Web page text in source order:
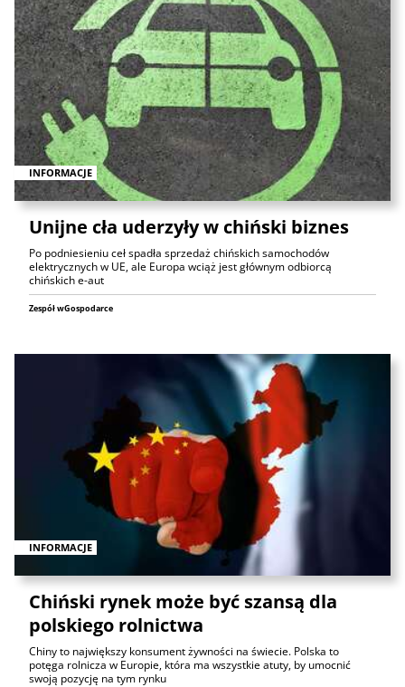
INFORMACJE
Unijne cła uderzyły w chiński biznes
Po podniesieniu ceł spadła sprzedaż chińskich samochodów
elektrycznych w UE, ale Europa wciąż jest głównym odbiorcą
chińskich e-aut
Zespół wGospodarce
INFORMACJE
Chiński rynek może być szansą dla
polskiego rolnictwa
Chiny to największy konsument żywności na świecie. Polska to
potęga rolnicza w Europie, która ma wszystkie atuty, by umocnić
swoją pozycję na tym rynku